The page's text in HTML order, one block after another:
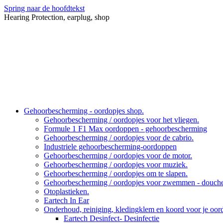
Spring naar de hoofdtekst
Hearing Protection, earplug, shop
Gehoorbescherming - oordopjes shop.
Gehoorbescherming / oordopjes voor het vliegen.
Formule 1 F1 Max oordoppen - gehoorbescherming
Gehoorbescherming / oordopjes voor de cabrio.
Industriele gehoorbescherming-oordoppen
Gehoorbescherming / oordopjes voor de motor.
Gehoorbescherming / oordopjes voor muziek.
Gehoorbescherming / oordopjes om te slapen.
Gehoorbescherming / oordopjes voor zwemmen -
Otoplastieken.
Eartech In Ear
Onderhoud, reiniging, kledingklem en koord voor je
Eartech Desinfect- Desinfectie